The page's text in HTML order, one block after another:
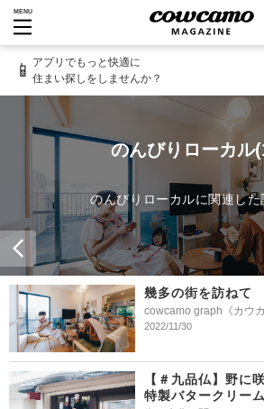
MENU
📱 アプリでもっと快適に
住まい探しをしませんか？
のんびりローカル
のんびりローカルに関連し
cowcamo graph《カウカ
幾多の街を訪ねて
2022/11/30
【＃九品仏】野に
特製バタークリー